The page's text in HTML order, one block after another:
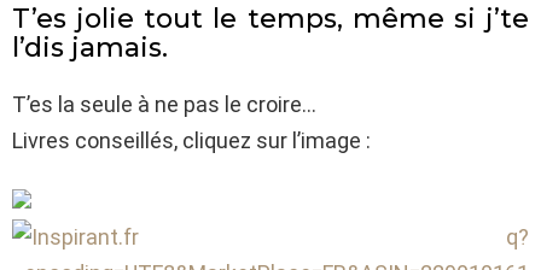
T’es jolie tout le temps, même si j’te
l’dis jamais.
T’es la seule à ne pas le croire…
Livres conseillés, cliquez sur l’image :